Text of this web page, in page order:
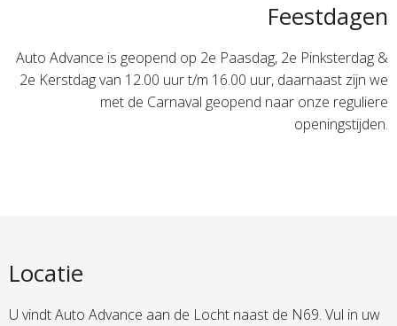
Feestdagen
Auto Advance is geopend op 2e Paasdag, 2e Pinksterdag &
2e Kerstdag van 12.00 uur t/m 16.00 uur, daarnaast zijn we
met de Carnaval geopend naar onze reguliere
openingstijden.
Locatie
U vindt Auto Advance aan de Locht naast de N69. Vul in uw